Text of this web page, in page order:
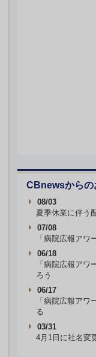
CBnewsからの
08/03
夏季休業に伴う
07/08
「病院広報アワ
06/18
「病院広報アワ
ろう
06/17
「病院広報アワ
る
03/31
4月1日に社名変